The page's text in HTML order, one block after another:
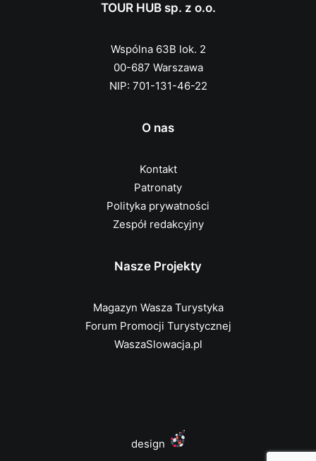
TOUR HUB sp. z o.o.
Wspólna 63B lok. 2
00-687 Warszawa
NIP: 701-131-46-22
O nas
Kontakt
Patronaty
Polityka prywatności
Zespół redakcyjny
Nasze Projekty
Magazyn Wasza Turystyka
Forum Promocji Turystycznej
WaszaSlowacja.pl
design